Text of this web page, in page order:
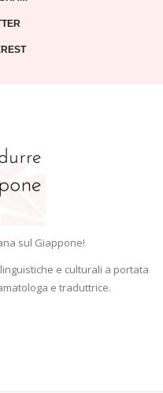
sul Giappone!
e culturali a portata
e traduttrice.